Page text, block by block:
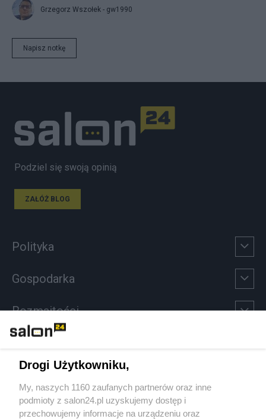
Grzegorz Wszołek - gw1990
Napisz notkę
Podziel się swoją opinią
ZAŁÓŻ BLOG
Polityka
Gospodarka
Rozmaitości
Sport
Społeczeństwo
Drogi Użytkowniku,
My, naszych 1160 zaufanych partnerów oraz inne
podmioty z salon24.pl uzyskujemy dostęp i
przechowujemy informacje na urządzeniu oraz